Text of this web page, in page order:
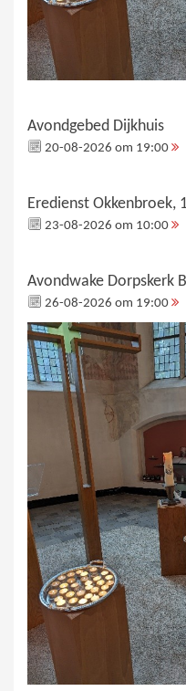
Avondgebed Dijkhuis
20-08-2026 om 19:00
Eredienst Okkenbroek,
23-08-2026 om 10:00
Avondwake Dorpskerk
26-08-2026 om 19:00